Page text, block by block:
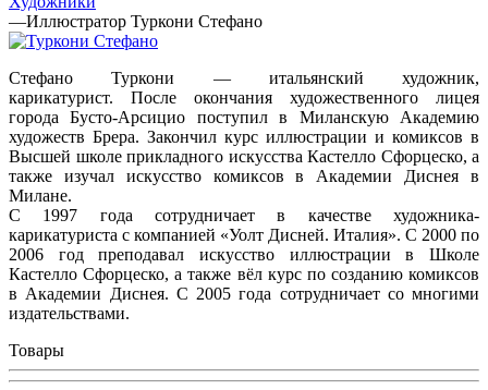
—Иллюстратор Туркони Стефано
Стефано Туркони — итальянский художник,
карикатурист. После окончания художественного лицея
города Бусто-Арсицио поступил в Миланскую Академию
художеств Брера. Закончил курс иллюстрации и комиксов в
Высшей школе прикладного искусства Кастелло Сфорцеско, а
также изучал искусство комиксов в Академии Диснея в
Милане.
С 1997 года сотрудничает в качестве художника-
карикатуриста с компанией «Уолт Дисней. Италия». С 2000 по
2006 год преподавал искусство иллюстрации в Школе
Кастелло Сфорцеско, а также вёл курс по созданию комиксов
в Академии Диснея. С 2005 года сотрудничает со многими
издательствами.
Товары